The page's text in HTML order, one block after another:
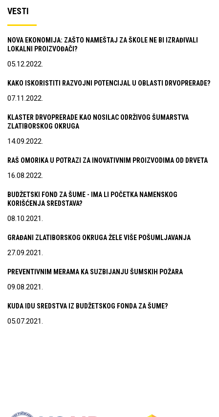
VESTI
NOVA EKONOMIJA: ZAŠTO NAMEŠTAJ ZA ŠKOLE NE BI IZRAĐIVALI
LOKALNI PROIZVOĐAČI?
05.12.2022.
KAKO ISKORISTITI RAZVOJNI POTENCIJAL U OBLASTI DRVOPRERADE?
07.11.2022.
KLASTER DRVOPRERADE KAO NOSILAC ODRŽIVOG ŠUMARSTVA
ZLATIBORSKOG OKRUGA
14.09.2022.
RAŠ OMORIKA U POTRAZI ZA INOVATIVNIM PROIZVODIMA OD DRVETA
16.08.2022.
BUDŽETSKI FOND ZA ŠUME - IMA LI POČETKA NAMENSKOG
KORIŠĆENJA SREDSTAVA?
08.10.2021.
GRAĐANI ZLATIBORSKOG OKRUGA ŽELE VIŠE POŠUMLJAVANJA
27.09.2021.
PREVENTIVNIM MERAMA KA SUZBIJANJU ŠUMSKIH POŽARA
09.08.2021.
KUDA IDU SREDSTVA IZ BUDŽETSKOG FONDA ZA ŠUME?
05.07.2021.